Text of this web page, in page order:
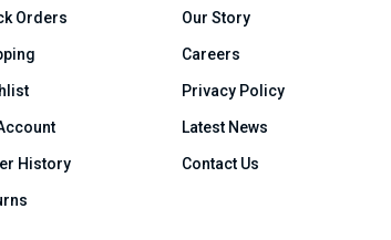
Orders
History
Our Story
Careers
Privacy Policy
Latest News
Contact Us